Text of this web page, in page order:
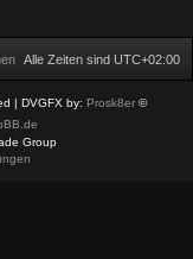
Alle Zeiten sind UTC+02:00
| DVGFX by: Prosk8er©
Group